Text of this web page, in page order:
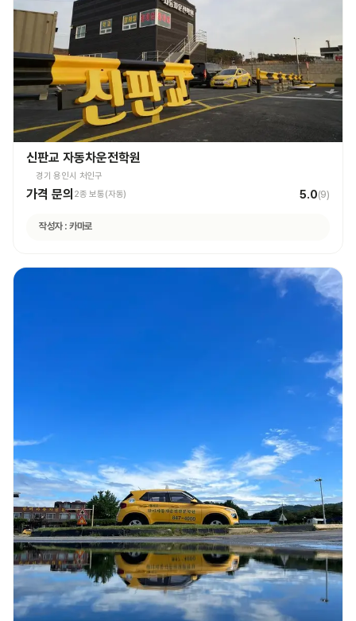
신판교 자동차운전학원
경기 용인시 처인구
가격 문의 2종 보통(자동) 5.0(9)
작성자 : 카마로